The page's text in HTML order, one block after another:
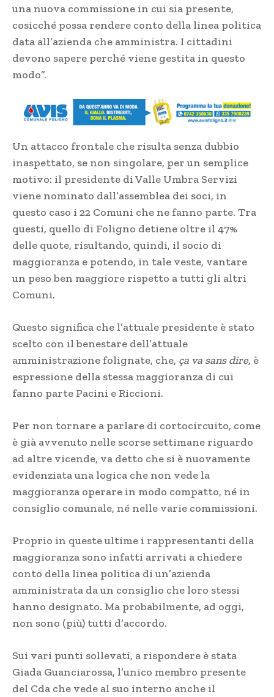
una nuova commissione in cui sia presente,
cosicché possa rendere conto della linea politica
data all’azienda che amministra. I cittadini
devono sapere perché viene gestita in questo
modo”.
Un attacco frontale che risulta senza dubbio
inaspettato, se non singolare, per un semplice
motivo: il presidente di Valle Umbra Servizi
viene nominato dall’assemblea dei soci, in
questo caso i 22 Comuni che ne fanno parte. Tra
questi, quello di Foligno detiene oltre il 47%
delle quote, risultando, quindi, il socio di
maggioranza e potendo, in tale veste, vantare
un peso ben maggiore rispetto a tutti gli altri
Comuni.
Questo significa che l’attuale presidente è stato
scelto con il benestare dell’attuale
amministrazione folignate, che, ça va sans dire, è
espressione della stessa maggioranza di cui
fanno parte Pacini e Riccioni.
Per non tornare a parlare di cortocircuito, come
è già avvenuto nelle scorse settimane riguardo
ad altre vicende, va detto che si è nuovamente
evidenziata una logica che non vede la
maggioranza operare in modo compatto, né in
consiglio comunale, né nelle varie commissioni.
Proprio in queste ultime i rappresentanti della
maggioranza sono infatti arrivati a chiedere
conto della linea politica di un’azienda
amministrata da un consiglio che loro stessi
hanno designato. Ma probabilmente, ad oggi,
non sono (più) tutti d’accordo.
Sui vari punti sollevati, a rispondere è stata
Giada Guanciarossa, l’unico membro presente
del Cda che vede al suo interno anche il